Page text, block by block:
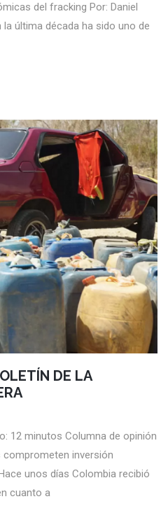
del fracking Por: Daniel
última década ha sido uno de
DE LA
12 minutos Columna de opinión
inversión
unos días Colombia recibió
cuanto a